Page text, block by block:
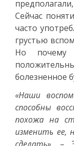
Сейчас
часто
грустью
Но почему
болезненное
«Наши
способны
похожа на
изменить ее,
сделать», –